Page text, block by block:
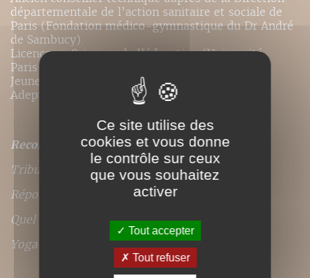
départementale de l’action sanitaire et sociale de
Paris (Fondation médico-gymnastique du Dr André
de Sambucy).
Licence en Sciences de l’éducation (Université
Paris-8) et socio-éducateur (ministère de la
Jeunesse et des sports).
Adepte de Yi Quan et de Qi Gong.
Recommandé par :
Tribune Santé
Réponses Santé magazine
Quel avenir magazine
Yoga Magazine
Ce site utilise des
cookies et vous donne
le contrôle sur ceux
que vous souhaitez
activer
Tout accepter
Tout refuser